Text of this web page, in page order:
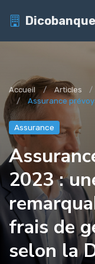
Dicobanque
Accueil Articles
Assurance
Assurance
2023 :
frais de
selon la